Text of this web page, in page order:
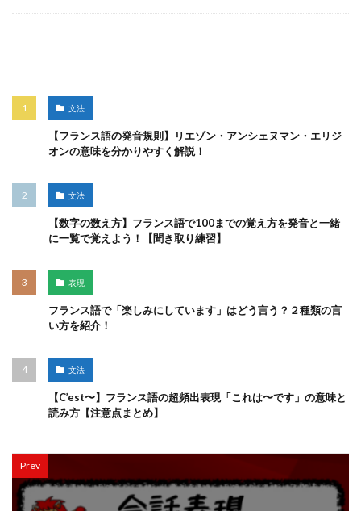
文法
【フランス語の発音規則】リエゾン・アンシェヌマン・エリジ
オンの意味を分かりやすく解説！
文法
【数字の数え方】フランス語で100までの覚え方を発音と一緒
に一覧で覚えよう！【聞き取り練習】
表現
フランス語で「楽しみにしています」はどう言う？２種類の言
い方を紹介！
文法
【C’est〜】フランス語の超頻出表現「これは〜です」の意味と
読み方【注意点まとめ】
Prev